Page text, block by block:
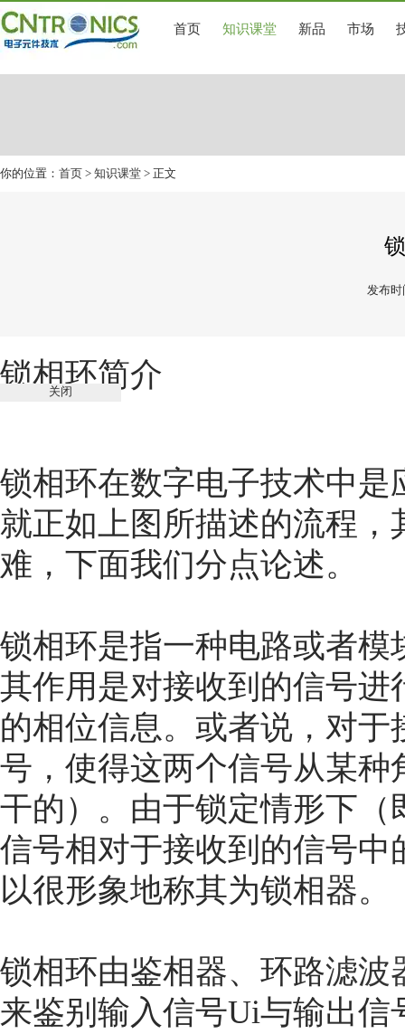
首页 知识课堂 新品 市场
你的位置： 首页 > 知识课堂 > 正文
发布时
锁相环简介
锁相环在数字电子技术中
就正如上图所描述的流程
难，下面我们分点论述。
锁相环是指一种电路或者
其作用是对接收到的信号
的相位信息。或者说，对
号，使得这两个信号从某
干的）。由于锁定情形下
信号相对于接收到的信号
以很形象地称其为锁相器。
锁相环由鉴相器、环路滤波
来鉴别输入信号Ui与输出
关闭